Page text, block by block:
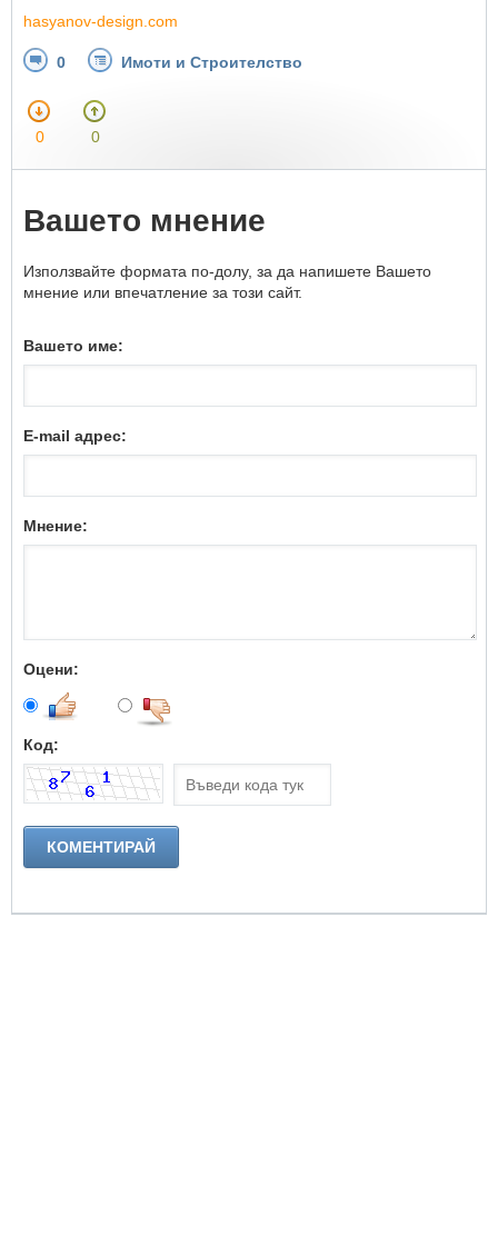
hasyanov-design.com
0 Имоти и Строителство
0 0
Вашето мнение
Използвайте формата по-долу, за да напишете Вашето
мнение или впечатление за този сайт.
Вашето име:
E-mail адрес:
Мнение:
Оцени:
Код: